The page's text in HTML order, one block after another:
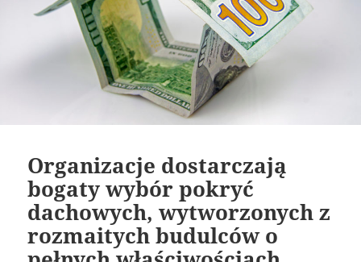
Organizacje dostarczają
bogaty wybór pokryć
dachowych, wytworzonych z
rozmaitych budulców o